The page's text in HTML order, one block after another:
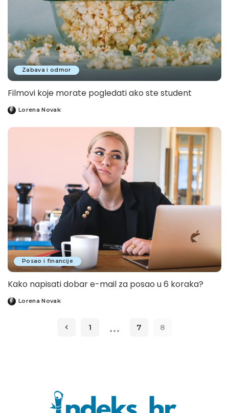
Zabava i odmor
Filmovi koje morate pogledati ako ste student
Posted
Lorena Novak
Posao i financije
Kako napisati dobar e-mail za posao u 6 koraka?
Posted
Lorena Novak
1 … 7 8